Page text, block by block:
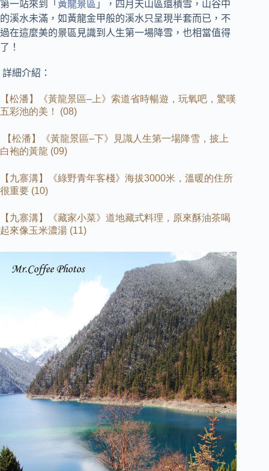
第一站來到「 黃龍景區 」，四月天山區還積雪， 山谷中
的溪水未滿，如黃龍金甲般的溪水只呈現半套而已，不
過在這麼美的景區見識到人生第一場降雪，也相當值得
了！
詳細介紹：
【松潘】《黃龍景區– 上》索道省時暢遊，玩氧吧，驚嘆
五彩池的美！
(08)
【松潘】《黃龍景區–下》見識人生第一場降雪，披上
白袍的黃龍 (09)
【九寨溝】《綠野青年客棧》海拔3000米，溫暖的住所
很重要 (10)
【九寨溝】《藏家小菜》道地藏式料理，原來酥油茶喝
起來像玉米濃湯 (11)